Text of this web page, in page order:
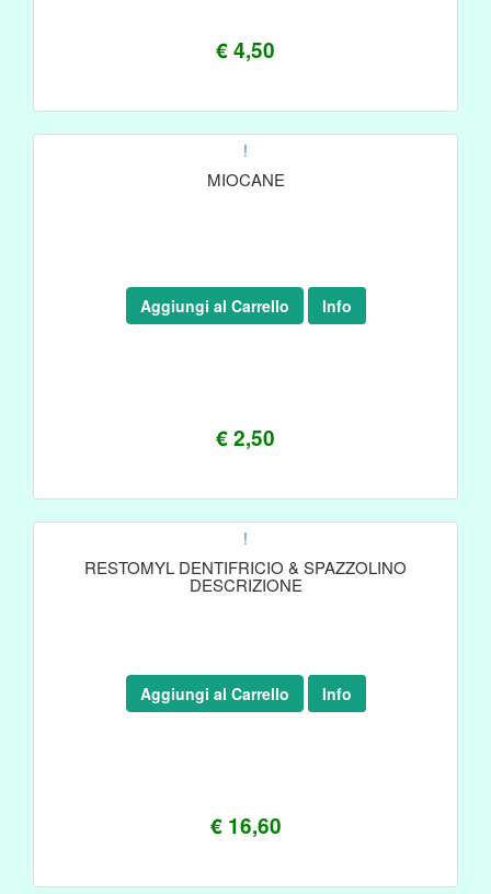
€ 4,50
!
MIOCANE
€ 2,50
Aggiungi al Carrello Info
!
RESTOMYL DENTIFRICIO & SPAZZOLINO
DESCRIZIONE
€ 16,60
Aggiungi al Carrello Info